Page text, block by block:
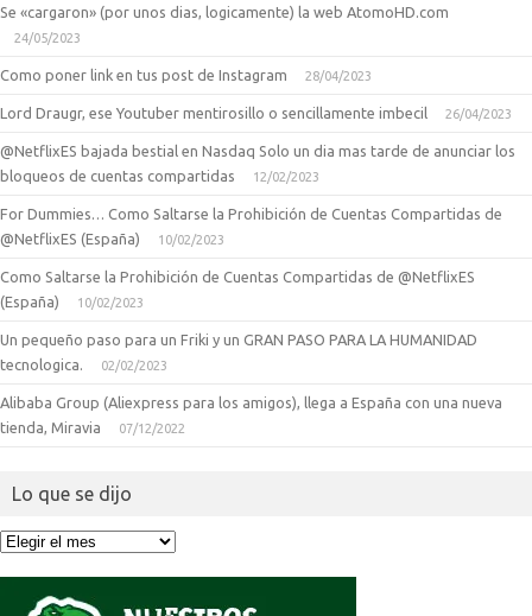
Se «cargaron» (por unos dias, logicamente) la web AtomoHD.com
24/05/2023
Como poner link en tus post de Instagram 28/04/2023
Lord Draugr, ese Youtuber mentirosillo o sencillamente imbecil 26/04/2023
@NetflixES bajada bestial en Nasdaq Solo un dia mas tarde de anunciar los
bloqueos de cuentas compartidas
12/02/2023
For Dummies… Como Saltarse la Prohibición de Cuentas Compartidas de
@NetflixES (España)
10/02/2023
Como Saltarse la Prohibición de Cuentas Compartidas de @NetflixES
(España)
10/02/2023
Un pequeño paso para un Friki y un GRAN PASO PARA LA HUMANIDAD
tecnologica.
02/02/2023
Alibaba Group (Aliexpress para los amigos), llega a España con una nueva
tienda, Miravia
07/12/2022
Lo que se dijo
Lo